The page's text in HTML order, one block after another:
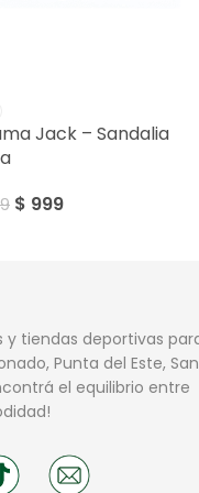
Jack – Sandalia
$ 999
tiendas deportivas
Punta del Este, San
el equilibrio entre